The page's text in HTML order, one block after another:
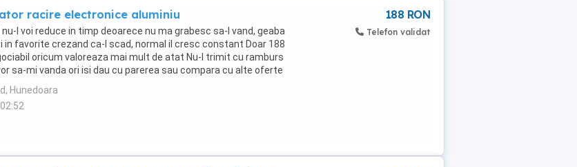
racire electronice aluminiu
nu-l voi reduce in timp deoarece nu ma grabesc sa-l vand, geaba
in favorite crezand ca-l scad, normal il cresc constant Doar 188
oricum valoreaza mai mult de atat Nu-l trimit cu ramburs
sa-mi vanda ori isi dau cu parerea sau compara cu alte oferte
blochez Rog ...
Hunedoara
188 RON
Telefon validat